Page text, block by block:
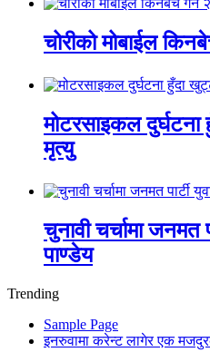
चोरीको मोबाईल
मोटरसाइकल दुर्घटना
मृत्यु
चुनावी चर्चामा जनमत
पाण्डेय
Trending
Sample Page
इनरुवामा करेन्ट लागेर एक